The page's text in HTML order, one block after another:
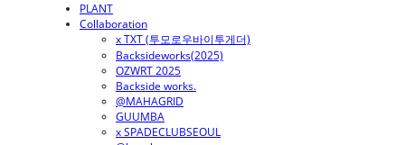
PLANT
Collaboration
x TXT (투모로우바이투게더)
Backsideworks(2025)
OZWRT 2025
Backside works.
@MAHAGRID
GUUMBA
x SPADECLUBSEOUL